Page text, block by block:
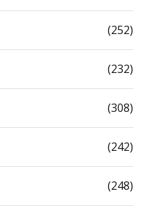
(252)
(232)
(308)
(242)
(248)